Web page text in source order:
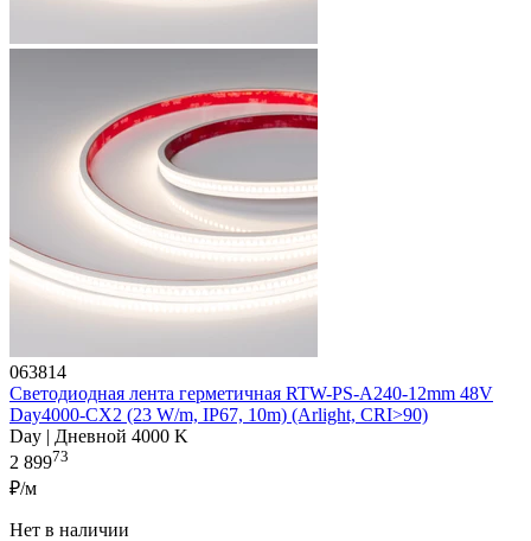
063814
Светодиодная лента герметичная RTW-PS-A240-12mm 48V
Day4000-CX2 (23 W/m, IP67, 10m) (Arlight, CRI>90)
Day | Дневной 4000 K
2 89973
₽/м
Нет в наличии